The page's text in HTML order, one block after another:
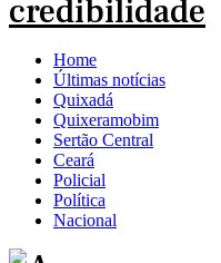
Home
Últimas notícias
Quixadá
Quixeramobim
Sertão Central
Ceará
Policial
Política
Nacional